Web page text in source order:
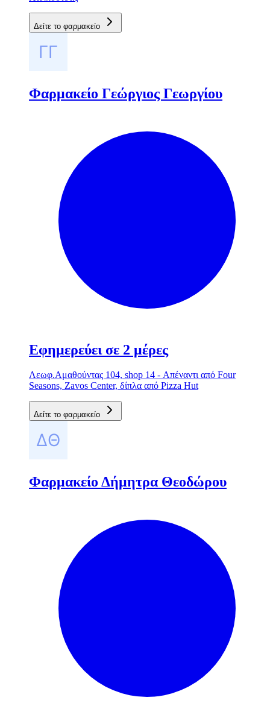
Δείτε το φαρμακείο
Φαρμακείο Γεώργιος Γεωργίου
Εφημερεύει σε 2 μέρες
Λεωφ.Αμαθούντας 104, shop 14 - Απέναντι από Four
Seasons, Zavos Center, δίπλα από Pizza Hut
Δείτε το φαρμακείο
Φαρμακείο Δήμητρα Θεοδώρου